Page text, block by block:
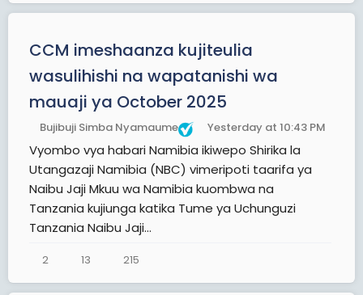
CCM imeshaanza kujiteulia
wasulihishi na wapatanishi wa
mauaji ya October 2025
Bujibuji Simba Nyamaume Yesterday at 10:43 PM
Vyombo vya habari Namibia ikiwepo Shirika la
Utangazaji Namibia (NBC) vimeripoti taarifa ya
Naibu Jaji Mkuu wa Namibia kuombwa na
Tanzania kujiunga katika Tume ya Uchunguzi
Tanzania Naibu Jaji...
2 13 215